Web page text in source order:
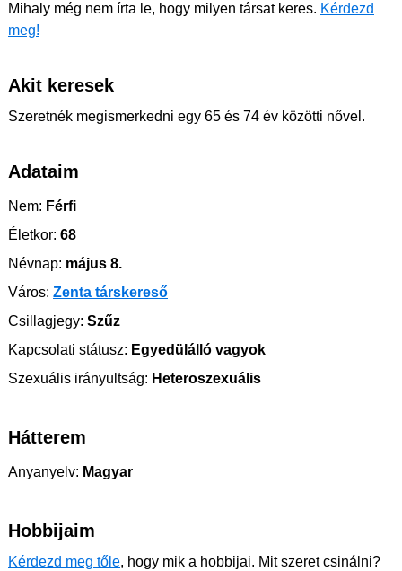
Mihaly még nem írta le, hogy milyen társat keres. Kérdezd
meg!
Akit keresek
Szeretnék megismerkedni egy 65 és 74 év közötti nővel.
Adataim
Nem: Férfi
Életkor: 68
Névnap: május 8.
Város: Zenta társkereső
Csillagjegy: Szűz
Kapcsolati státusz: Egyedülálló vagyok
Szexuális irányultság: Heteroszexuális
Hátterem
Anyanyelv: Magyar
Hobbijaim
Kérdezd meg tőle, hogy mik a hobbijai. Mit szeret csinálni?